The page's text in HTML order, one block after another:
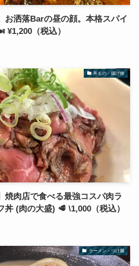
お洒落Barの昼の顔。本格スパイ
¥1,200（税込）
丼もの・揚げ物
焼肉店で食べる最強コスパ肉ラ
丼 (肉の大盛) 🥩 \1,000（税込）
ラーメン・つけ麺